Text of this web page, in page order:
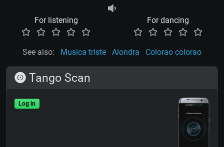
For listening For dancing
See also: Musica triste Alondra Colorao colorao
Tango Scan
Log in